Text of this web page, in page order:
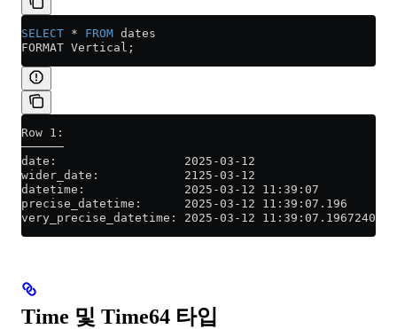
SELECT * FROM dates
FORMAT Vertical;
Row 1:
──────
date:                  2025-03-12
wider_date:            2125-03-12
datetime:              2025-03-12 11:39:07
precise_datetime:      2025-03-12 11:39:07.196
very_precise_datetime: 2025-03-12 11:39:07.196724000
Time 및 Time64 타입